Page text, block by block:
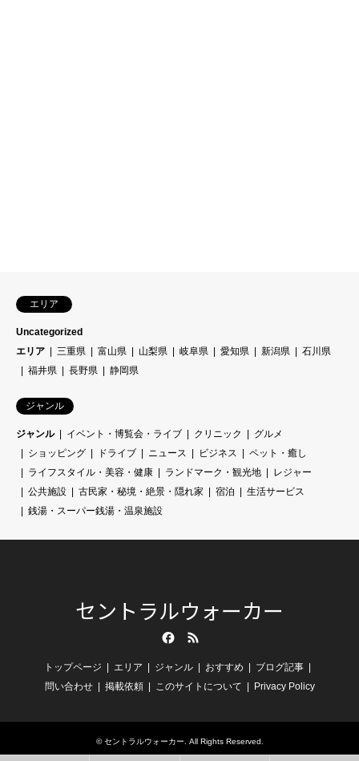
エリア
Uncategorized
エリア
三重県 富山県 山梨県 岐阜県 愛知県 新潟県
石川県
福井県
長野県 静岡県
ジャンル
ジャンル イベント・博覧会・ライブ クリニック
グルメ
ショッピング
ドライブ ニュース ビジネス
ペット・癒し
ライフスタイル・美容・健康
ランドマーク・観光地
レジャー
公共施設
古民家・秘境・絶景・隠れ家 宿泊
生活サービス
銭湯・スーパー銭湯・温泉施設
セントラルウォーカー
トップページ エリア ジャンル おすすめ
ブログ記事
問い合わせ
掲載依頼 このサイトについて Privacy Policy
©セントラルウォーカー . All Rights Reserved.